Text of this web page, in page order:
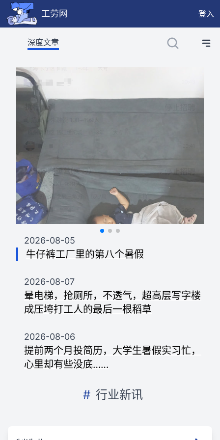
工劳网
登入
深度文章
2026-08-05
牛仔裤工厂里的第八个暑假
2026-08-07
晕电梯，抢厕所，不透气，超高层写字楼
成压垮打工人的最后一根稻草
2026-08-06
提前两个月投简历，大学生暑假实习忙，
心里却有些没底……
# 行业新讯